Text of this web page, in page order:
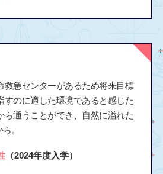
救急センターがあるため将来目標
すのに適した環境であると感じた
ら通うことができ、自然に溢れた
。
（2024年度入学）